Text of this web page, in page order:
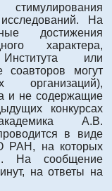
На
достижения
характера,
или
соавторов могут
организаций),
и не содержащие
конкурсах
А.В.
в виде
РАН, на которых
На сообщение
на ответы на